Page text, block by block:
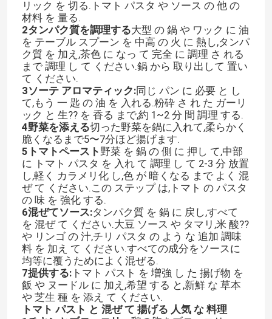
リック を 切る.トマト パスタ や ソース の 他 の
材料 を 量る.
2タンパク質を調理する大型 の 鍋 や ワック に 油
を テーブル スプーン を 中高 の 火 に 熱し,タンパ
ク質 を 加え,茶色 に なっ て 完全 に 調理 さ れる
まで 調理 し て ください.鍋 から 取り出して 置い
て ください.
3ソーテ アロマティック:同じ パン に 必要 と し
て,もう 一 匙 の 油 を 入れる.粉砕 さ れ た ガーリ
ック と 生?? を 香る まで,約 1~2 分 間 調理 する.
4野菜を添える切った野菜を鍋に入れて,柔らかく
脆くなるまで5〜7分ほど揚げます.
5トマトペースト 野菜 を 鍋 の 側 に 押し て,中部
に トマト パスタ を 入れ て 調理 し て 2-3 分 放置
し,軽く カラメリ化 し,色 が 暗くなる まで よく 混
ぜ て ください.この ステップ は,トマト の パスタ
の 味 を 強化 する.
6混ぜてソース:タンパク質 を 鍋 に 戻し,すべて
を 混ぜ て ください.大豆 ソース や タマリ,米 酸??
や リンゴ の 汁,チリ パスタ の よう な 追加 調味
料 を 加え て ください.すべての成分をソースに
均等に覆うためによく混ぜる.
7提供する:トマト パスト を 増強 し た 揚げ物 を
飯 や ヌードル に 加え,希望 する と,新鮮 な 草本
や 芝生 種 を 添え て ください.
トマト パスト と 混ぜ て 揚げる 人気 な 料理